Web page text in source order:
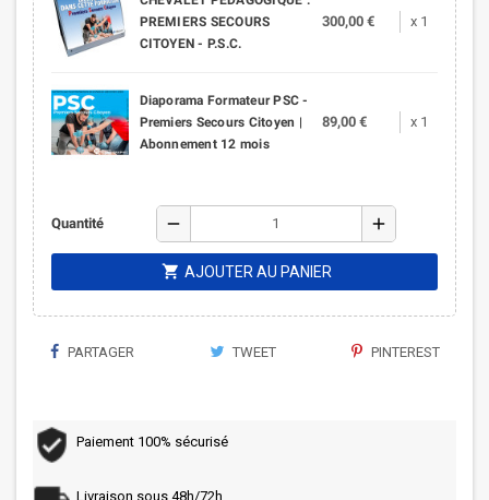
PREMIERS SECOURS
CITOYEN - P.S.C.
300,00 € x 1
Diaporama Formateur PSC -
Premiers Secours Citoyen |
Abonnement 12 mois
89,00 € x 1
Quantité remove add
shopping_cart AJOUTER AU PANIER
PARTAGER TWEET PINTEREST
Paiement 100% sécurisé
Livraison sous 48h/72h